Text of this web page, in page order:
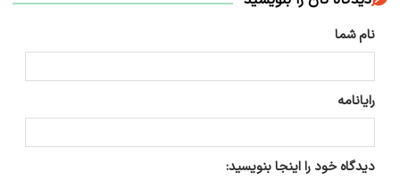
نام شما
رایانامه
دیدگاه خود را اینجا بنویسید: